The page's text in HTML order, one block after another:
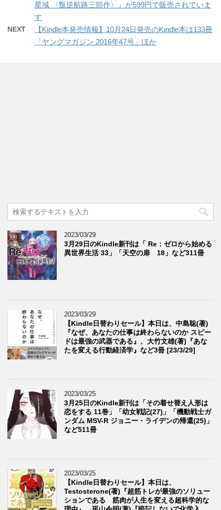
星域 〈叛逆航路三部作〉』が599円で販売されていま
す
NEXT
【Kindle本発売情報】10月24日発売のKindle本は133冊
「ヤングマガジン 2016年47号」ほか
2023/03/29
3月29日のKindle新刊は「 Re：ゼロから始める
異世界生活 33」「天空の扉 18」など311冊
2023/03/29
【Kindle日替わりセール】本日は、中島聡(著)
『なぜ、あなたの仕事は終わらないのか スピー
ドは最強の武器である』、大竹文雄(著)『あな
たを変える行動経済学』など3冊 [23/3/29]
2023/03/25
3月25日のKindle新刊は「その着せ替え人形は
恋をする 11巻」「幼女戦記(27)」「機動戦士ガ
ンダム MSV-R ジョニー・ライデンの帰還(25)」
など511冊
2023/03/25
【Kindle日替わりセール】本日は、
Testosterone(著)『超筋トレが最強のソリュー
ションである 筋肉が人生を変える超科学的な